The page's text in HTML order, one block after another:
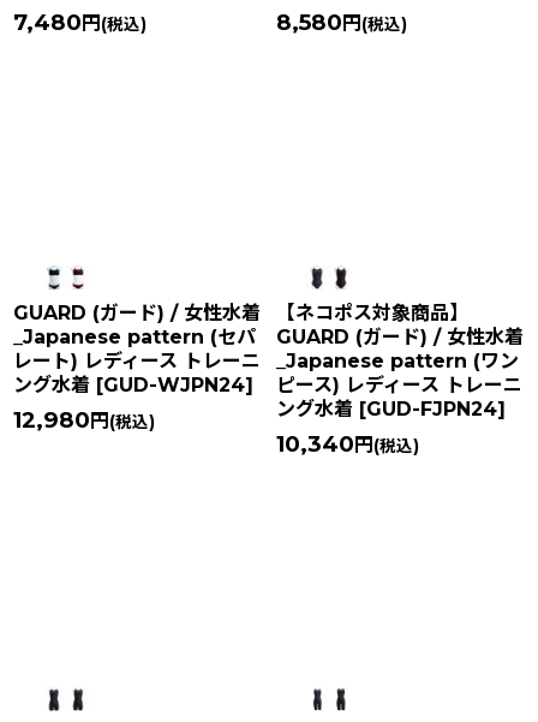
7,480 円 (税込) 8,580 円 (税込)
GUARD (ガード) / 女性水着
_Japanese pattern (セパ
レート) レディース トレーニ
ング水着 [GUD-WJPN24]
12,980 円 (税込)
【ネコポス対象商品】
GUARD (ガード) / 女性水着
_Japanese pattern (ワン
ピース) レディース トレーニ
ング水着 [GUD-FJPN24]
10,340 円 (税込)